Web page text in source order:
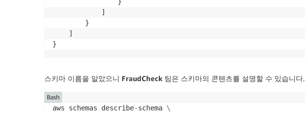
            ]
        }
    ]
}
스키마 이름을 알았으니 FraudCheck 팀은 스키마의 콘텐츠를 설명할 수 있습니다.
aws schemas describe-schema \
Bash